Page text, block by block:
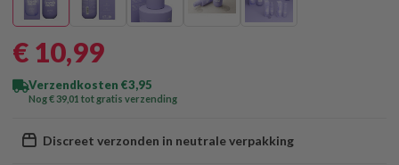
€ 10,99
Verzendkosten €3,95
Nog € 39 ,01 tot gratis verzending
Discreet verzonden in neutrale verpakking